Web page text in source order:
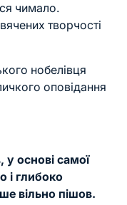
чимало.
творчості
нобелівця
оповідання
у основі самої
і глибоко
вільно пішов.